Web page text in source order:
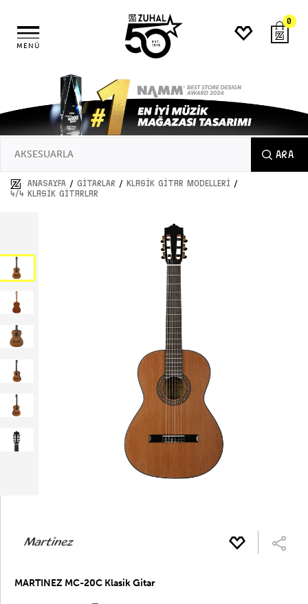
MENÜ
0
ARA
ANASAYFA / GİTARLAR / Klasik Gitar Modelleri /
4/4 Klasik Gitarlar
MARTINEZ MC-20C Klasik Gitar